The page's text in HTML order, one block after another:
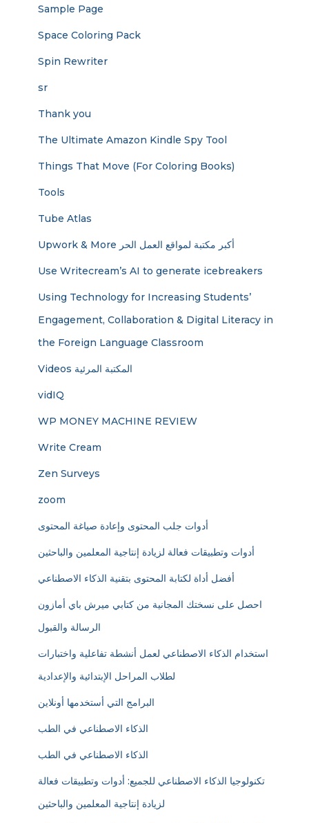
Sample Page
Space Coloring Pack
Spin Rewriter
sr
Thank you
The Ultimate Amazon Kindle Spy Tool
Things That Move (For Coloring Books)
Tools
Tube Atlas
Upwork & More أكبر مكتبة لمواقع العمل الحر
Use Writecream’s AI to generate icebreakers
Using Technology for Increasing Students’
Engagement, Collaboration & Digital Literacy in
the Foreign Language Classroom
Videos المكتبة المرئية
vidIQ
WP MONEY MACHINE REVIEW
Write Cream
Zen Surveys
zoom
أدوات جلب المحتوى وإعادة صياغة المحتوى
أدوات وتطبيقات فعالة لزيادة إنتاجية المعلمين والباحثين
أفضل أداة لكتابة المحتوى بتقنية الذكاء الاصطناعي
احصل على نسختك المجانية من كتابي ميرش باي أمازون
الرسالة والقبول
استخدام الذكاء الاصطناعي لعمل أنشطة تفاعلية واختبارات
لطلاب المراحل الإبتدائية والإعدادية
البرامج التي أستخدمها أونلاين
الذكاء الاصطناعي في الطب
الذكاء الاصطناعي في الطب
تكنولوجيا الذكاء الاصطناعي للجميع: أدوات وتطبيقات فعالة
لزيادة إنتاجية المعلمين والباحثين